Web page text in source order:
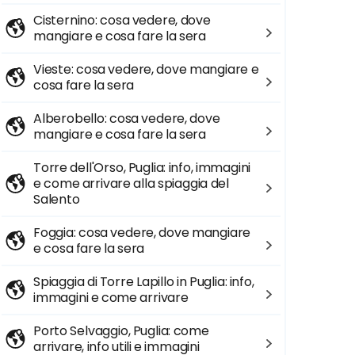
Cisternino: cosa vedere, dove
mangiare e cosa fare la sera
Vieste: cosa vedere, dove mangiare e
cosa fare la sera
Alberobello: cosa vedere, dove
mangiare e cosa fare la sera
Torre dell'Orso, Puglia: info, immagini
e come arrivare alla spiaggia del
Salento
Foggia: cosa vedere, dove mangiare
e cosa fare la sera
Spiaggia di Torre Lapillo in Puglia: info,
immagini e come arrivare
Porto Selvaggio, Puglia: come
arrivare, info utili e immagini